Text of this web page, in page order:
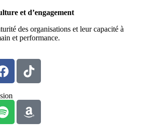
et d’engagement
des organisations et leur capacité à
et performance.